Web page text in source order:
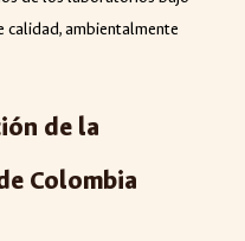
calidad, ambientalmente
de la
Colombia